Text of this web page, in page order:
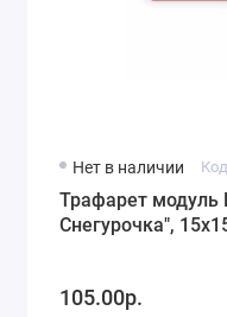
Нет в наличии
Трафарет
Снегурочка",
105.00р.